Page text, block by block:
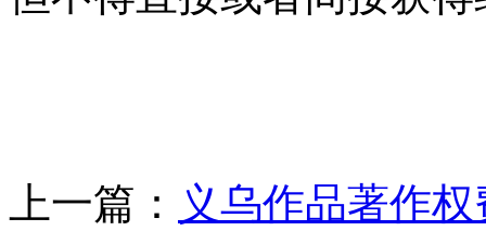
上一篇： 义乌作品著作